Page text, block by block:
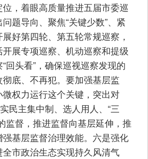
，着眼高质量推进五届市委巡
题导向、聚焦“关键少数”、紧
好第四轮、第五轮常规巡察，
展专项巡察、机动巡察和提级
回头看”，确保巡视巡察发现的
底、不再犯。要加强基层监
权力运行这个关键，突出对
民主集中制、选人用人、“三
监督，推进监督向基层延伸，推
基层监督治理效能。六是强化
市政治生态实现持久风清气